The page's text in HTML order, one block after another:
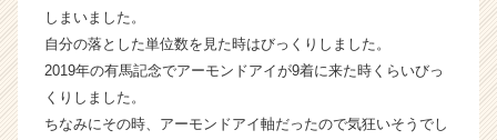
カ
ト
届
しまいました。
自分の落とした単位数を見た時はびっくりしました。
2019年の有馬記念でアーモンドアイが9着に来た時くらいびっ
くりしました。
ちなみにその時、アーモンドアイ軸だったので気狂いそうでし